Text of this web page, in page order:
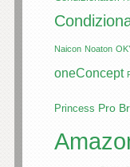
Naicon Noaton
oneConcept
Princess Pro